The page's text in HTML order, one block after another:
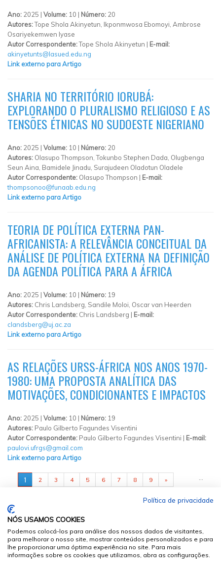
Ano: 2025 | Volume: 10 | Número: 20
Autores:Tope Shola Akinyetun, Ikponmwosa Ebomoyi, Ambrose
Osariyekemwen Iyase
Autor Correspondente:Tope Shola Akinyetun | E-mail:
akinyetunts@lasued.edu.ng
Link externo para Artigo
SHARIA NO TERRITÓRIO IORUBÁ:
EXPLORANDO O PLURALISMO RELIGIOSO E AS
TENSÕES ÉTNICAS NO SUDOESTE NIGERIANO
Ano: 2025 | Volume: 10 | Número: 20
Autores: Olasupo Thompson, Tokunbo Stephen Dada, Olugbenga
Seun Aina, Bamidele Jinadu, Surajudeen Oladotun Oladele
Autor Correspondente: Olasupo Thompson | E-mail:
thompsonoo@funaab.edu.ng
Link externo para Artigo
TEORIA DE POLÍTICA EXTERNA PAN-
AFRICANISTA: A RELEVÂNCIA CONCEITUAL DA
ANÁLISE DE POLÍTICA EXTERNA NA DEFINIÇÃO
DA AGENDA POLÍTICA PARA A ÁFRICA
Ano: 2025 | Volume: 10 | Número: 19
Autores: Chris Landsberg, Sandile Moloi, Oscar van Heerden
Autor Correspondente: Chris Landsberg | E-mail:
clandsberg@uj.ac.za
Link externo para Artigo
AS RELAÇÕES URSS-ÁFRICA NOS ANOS 1970-
1980: UMA PROPOSTA ANALÍTICA DAS
MOTIVAÇÕES, CONDICIONANTES E IMPACTOS
Ano: 2025 | Volume: 10 | Número: 19
Autores: Paulo Gilberto Fagundes Visentini
Autor Correspondente: Paulo Gilberto Fagundes Visentini | E-mail:
paulovi.ufrgs@gmail.com
Link externo para Artigo
PÁGINAS
1 2 3 4 5 6 7 8 9 »
Política de privacidade
NÓS USAMOS COOKIES
Podemos colocá-los para análise dos nossos dados de visitantes,
para melhorar o nosso site, mostrar conteúdos personalizados e para
lhe proporcionar uma óptima experiência no site. Para mais
informações sobre os cookies que utilizamos, abra as configurações.